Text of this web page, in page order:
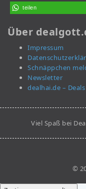
teilen
Über
Impressum
Schnäppchen
Newsletter
dealhai.de –
Viel Spaß bei
©